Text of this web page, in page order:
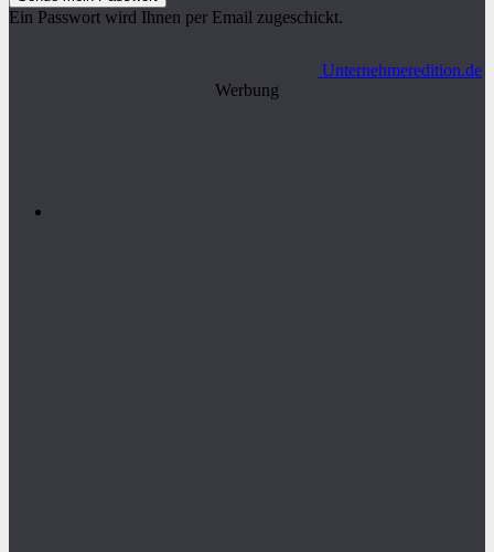
Ein Passwort wird Ihnen per Email zugeschickt.
Unternehmeredition.de
Werbung